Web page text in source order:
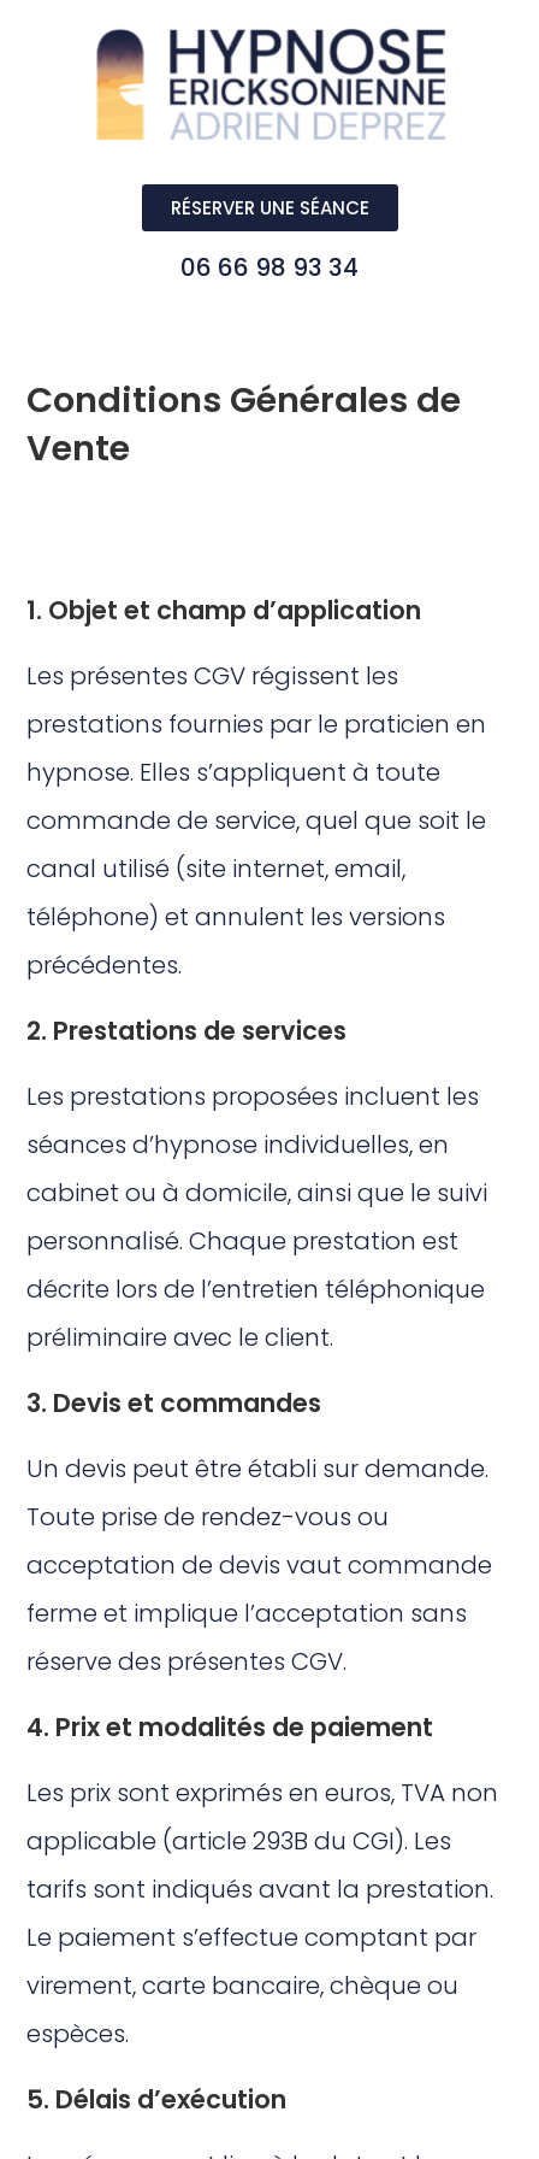
RÉSERVER UNE SÉANCE
06 66 98 93 34
Conditions Générales de
Vente
1. Objet et champ d’application
Les présentes CGV régissent les
prestations fournies par le praticien en
hypnose. Elles s’appliquent à toute
commande de service, quel que soit le
canal utilisé (site internet, email,
téléphone) et annulent les versions
précédentes.
2. Prestations de services
Les prestations proposées incluent les
séances d’hypnose individuelles, en
cabinet ou à domicile, ainsi que le suivi
personnalisé. Chaque prestation est
décrite lors de l’entretien téléphonique
préliminaire avec le client.
3. Devis et commandes
Un devis peut être établi sur demande.
Toute prise de rendez-vous ou
acceptation de devis vaut commande
ferme et implique l’acceptation sans
réserve des présentes CGV.
4. Prix et modalités de paiement
Les prix sont exprimés en euros, TVA non
applicable (article 293B du CGI). Les
tarifs sont indiqués avant la prestation.
Le paiement s’effectue comptant par
virement, carte bancaire, chèque ou
espèces.
5. Délais d’exécution